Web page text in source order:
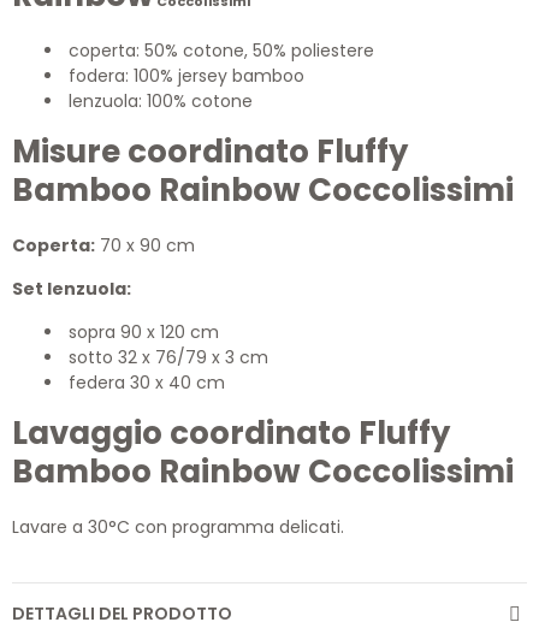
coperta: 50% cotone, 50% poliestere
fodera: 100% jersey bamboo
lenzuola: 100% cotone
Misure coordinato Fluffy
Bamboo Rainbow Coccolissimi
Coperta: 70 x 90 cm
Set lenzuola:
sopra 90 x 120 cm
sotto 32 x 76/79 x 3 cm
federa 30 x 40 cm
Lavaggio coordinato Fluffy
Bamboo Rainbow Coccolissimi
Lavare a 30°C con programma delicati.
DETTAGLI DEL PRODOTTO